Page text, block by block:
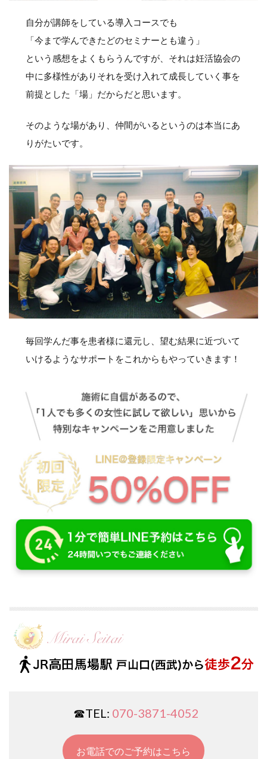
自分が講師をしている導入コースでも
「今まで学んできたどのセミナーとも違う」
という感想をよくもらうんですが、それは妊活協会の
中に多様性がありそれを受け入れて成長していく事を
前提とした「場」だからだと思います。
そのような場があり、仲間がいるというのは本当にあ
りがたいです。
毎回学んだ事を患者様に還元し、望む結果に近づいて
いけるようなサポートをこれからもやっていきます！
☎︎TEL: 070-3871-4052
お電話でのご予約はこちら